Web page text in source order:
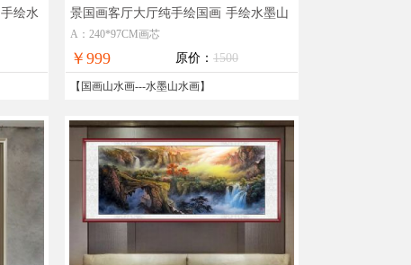
手绘水
景国画客厅大厅纯手绘国画 手绘水墨山
水风景国画
A：240*97CM画芯
￥999 原价： 1500
【 国画山水画---水墨山水画】